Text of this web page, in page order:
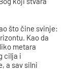
što čine svinje:
Kao da
metara
cilja i
a sav silni